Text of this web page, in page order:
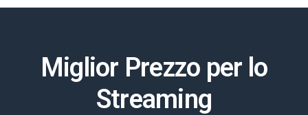
Miglior Prezzo per lo
Streaming